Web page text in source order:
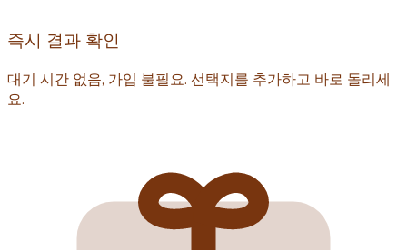
즉시 결과 확인
대기 시간 없음, 가입 불필요. 선택지를 추가하고 바로 돌리세
요.